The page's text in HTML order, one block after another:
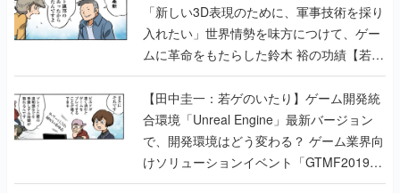
「新しい3D表現のために、軍事技術を採り
入れたい」世界情勢を味方につけて、ゲー
ムに革命をもたらした鈴木 裕の功績【若ゲ
のいたり】
【田中圭一：若ゲのいたり】ゲーム開発統
合環境「Unreal Engine」最新バージョン
で、開発環境はどう変わる？ ゲーム業界向
けソリューションイベント「GTMF2019」
に行って、より理解を深めよう【PR】